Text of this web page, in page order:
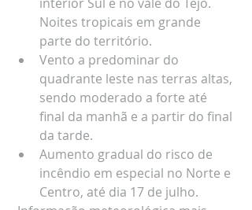
Noites tropicais em grande
parte do território.
Vento a predominar do
quadrante leste nas terras altas,
sendo moderado a forte até
final da manhã e a partir do final
da tarde.
Aumento gradual do risco de
incêndio em especial no Norte e
Centro, até dia 17 de julho.